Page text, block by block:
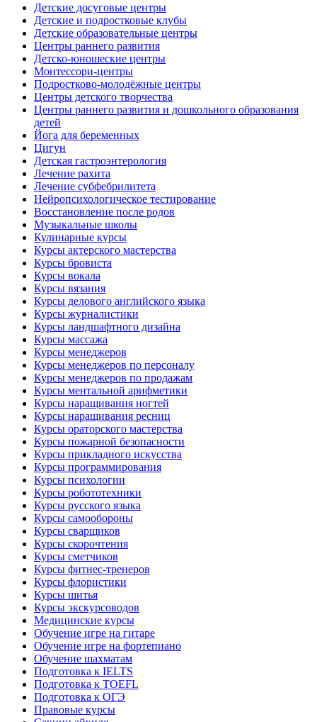
Детские досуговые центры
Детские и подростковые клубы
Детские образовательные центры
Центры раннего развития
Детско-юношеские центры
Монтессори-центры
Подростково-молодёжные центры
Центры детского творчества
Центры раннего развития и дошкольного образования
детей
Йога для беременных
Цигун
Детская гастроэнтерология
Лечение рахита
Лечение субфебрилитета
Нейропсихологическое тестирование
Восстановление после родов
Музыкальные школы
Кулинарные курсы
Курсы актерского мастерства
Курсы бровиста
Курсы вокала
Курсы вязания
Курсы делового английского языка
Курсы журналистики
Курсы ландшафтного дизайна
Курсы массажа
Курсы менеджеров
Курсы менеджеров по персоналу
Курсы менеджеров по продажам
Курсы ментальной арифметики
Курсы наращивания ногтей
Курсы наращивания ресниц
Курсы ораторского мастерства
Курсы пожарной безопасности
Курсы прикладного искусства
Курсы программирования
Курсы психологии
Курсы робототехники
Курсы русского языка
Курсы самообороны
Курсы сварщиков
Курсы скорочтения
Курсы сметчиков
Курсы фитнес-тренеров
Курсы флористики
Курсы шитья
Курсы экскурсоводов
Медицинские курсы
Обучение игре на гитаре
Обучение игре на фортепиано
Обучение шахматам
Подготовка к IELTS
Подготовка к TOEFL
Подготовка к ОГЭ
Правовые курсы